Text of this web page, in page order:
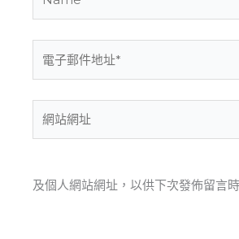
子
地
站
及個人網站網址，以供下次發佈留言